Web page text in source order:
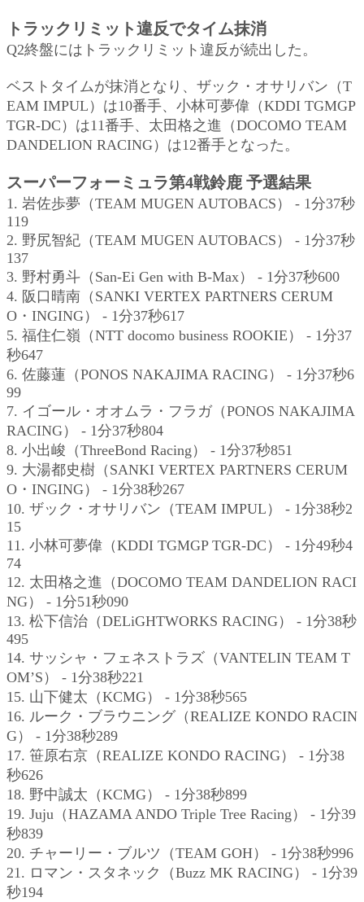
トラックリミット違反でタイム抹消
Q2終盤にはトラックリミット違反が続出した。
ベストタイムが抹消となり、ザック・オサリバン（T
EAM IMPUL）は10番手、小林可夢偉（KDDI TGMGP
TGR-DC）は11番手、太田格之進（DOCOMO TEAM
DANDELION RACING）は12番手となった。
スーパーフォーミュラ第4戦鈴鹿 予選結果
1. 岩佐歩夢（TEAM MUGEN AUTOBACS） - 1分37秒
119
2. 野尻智紀（TEAM MUGEN AUTOBACS） - 1分37秒
137
3. 野村勇斗（San-Ei Gen with B-Max） - 1分37秒600
4. 阪口晴南（SANKI VERTEX PARTNERS CERUM
O・INGING） - 1分37秒617
5. 福住仁嶺（NTT docomo business ROOKIE） - 1分37
秒647
6. 佐藤蓮（PONOS NAKAJIMA RACING） - 1分37秒6
99
7. イゴール・オオムラ・フラガ（PONOS NAKAJIMA
RACING） - 1分37秒804
8. 小出峻（ThreeBond Racing） - 1分37秒851
9. 大湯都史樹（SANKI VERTEX PARTNERS CERUM
O・INGING） - 1分38秒267
10. ザック・オサリバン（TEAM IMPUL） - 1分38秒2
15
11. 小林可夢偉（KDDI TGMGP TGR-DC） - 1分49秒4
74
12. 太田格之進（DOCOMO TEAM DANDELION RACI
NG） - 1分51秒090
13. 松下信治（DELiGHTWORKS RACING） - 1分38秒
495
14. サッシャ・フェネストラズ（VANTELIN TEAM T
OM’S） - 1分38秒221
15. 山下健太（KCMG） - 1分38秒565
16. ルーク・ブラウニング（REALIZE KONDO RACIN
G） - 1分38秒289
17. 笹原右京（REALIZE KONDO RACING） - 1分38
秒626
18. 野中誠太（KCMG） - 1分38秒899
19. Juju（HAZAMA ANDO Triple Tree Racing） - 1分39
秒839
20. チャーリー・ブルツ（TEAM GOH） - 1分38秒996
21. ロマン・スタネック（Buzz MK RACING） - 1分39
秒194